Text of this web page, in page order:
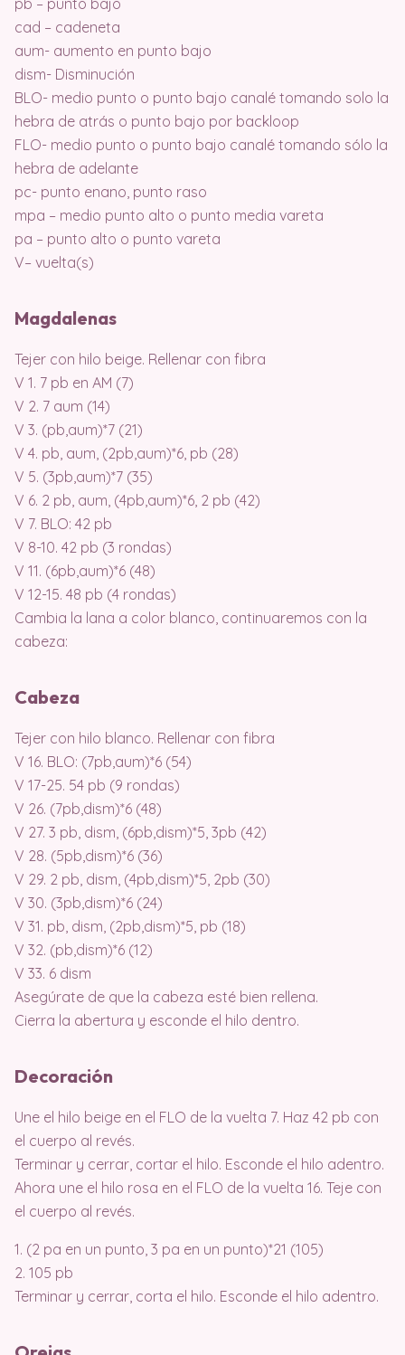
cad – cadeneta
aum- aumento en punto bajo
dism- Disminución
BLO- medio punto o punto bajo canalé tomando solo la
hebra de atrás o punto bajo por backloop
FLO- medio punto o punto bajo canalé tomando sólo la
hebra de adelante
pc- punto enano, punto raso
mpa – medio punto alto o punto media vareta
pa – punto alto o punto vareta
V– vuelta(s)
Magdalenas
Tejer con hilo beige. Rellenar con fibra
V 1. 7 pb en AM (7)
V 2. 7 aum (14)
V 3. (pb,aum)*7 (21)
V 4. pb, aum, (2pb,aum)*6, pb (28)
V 5. (3pb,aum)*7 (35)
V 6. 2 pb, aum, (4pb,aum)*6, 2 pb (42)
V 7. BLO: 42 pb
V 8-10. 42 pb (3 rondas)
V 11. (6pb,aum)*6 (48)
V 12-15. 48 pb (4 rondas)
Cambia la lana a color blanco, continuaremos con la
cabeza:
Cabeza
Tejer con hilo blanco. Rellenar con fibra
V 16. BLO: (7pb,aum)*6 (54)
V 17-25. 54 pb (9 rondas)
V 26. (7pb,dism)*6 (48)
V 27. 3 pb, dism, (6pb,dism)*5, 3pb (42)
V 28. (5pb,dism)*6 (36)
V 29. 2 pb, dism, (4pb,dism)*5, 2pb (30)
V 30. (3pb,dism)*6 (24)
V 31. pb, dism, (2pb,dism)*5, pb (18)
V 32. (pb,dism)*6 (12)
V 33. 6 dism
Asegúrate de que la cabeza esté bien rellena.
Cierra la abertura y esconde el hilo dentro.
Decoración
Une el hilo beige en el FLO de la vuelta 7. Haz 42 pb con
el cuerpo al revés.
Terminar y cerrar, cortar el hilo. Esconde el hilo adentro.
Ahora une el hilo rosa en el FLO de la vuelta 16. Teje con
el cuerpo al revés.
1. (2 pa en un punto, 3 pa en un punto)*21 (105)
2. 105 pb
Terminar y cerrar, corta el hilo. Esconde el hilo adentro.